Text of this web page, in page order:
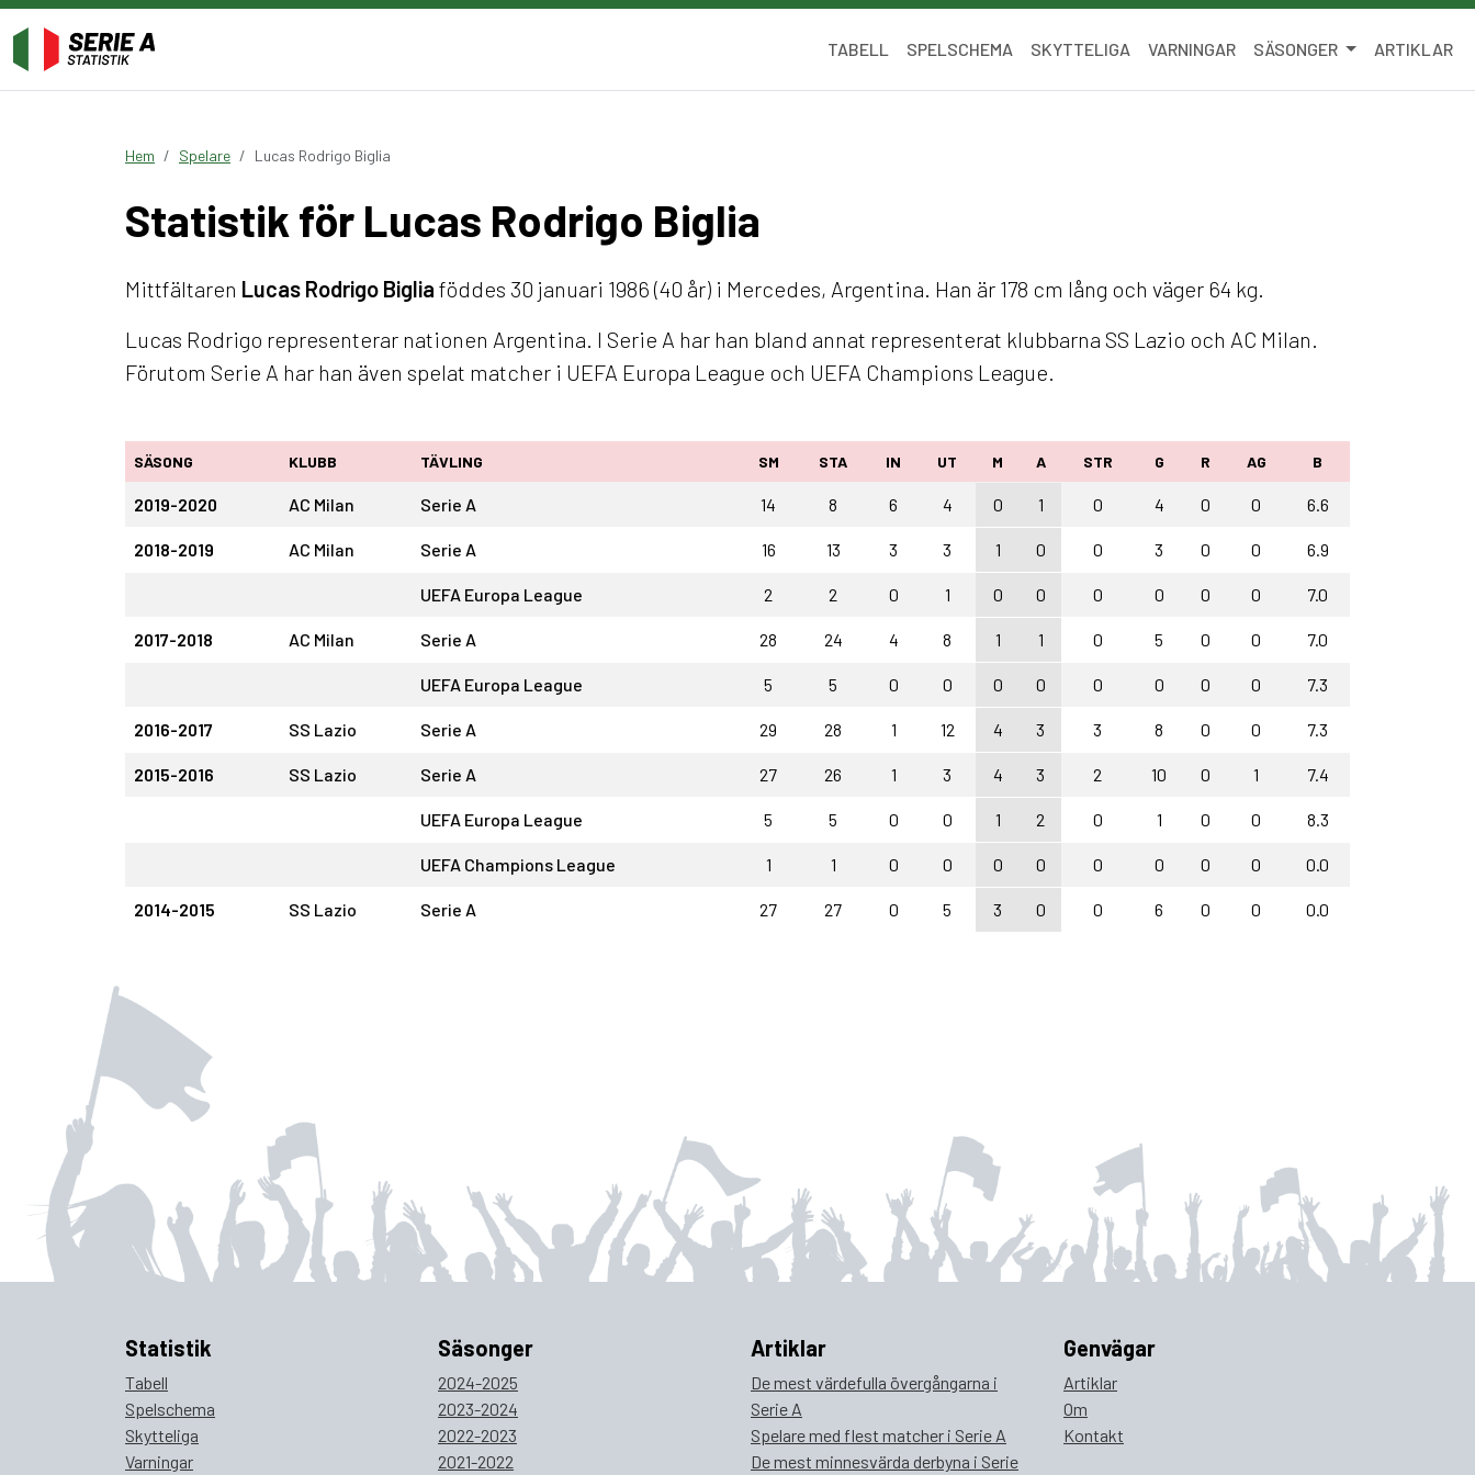
TABELL SPELSCHEMA SKYTTELIGA VARNINGAR SÄSONGER ARTIKLAR
Hem Spelare Lucas Rodrigo Biglia
Statistik för Lucas Rodrigo Biglia
Mittfältaren Lucas Rodrigo Biglia föddes 30 januari 1986 (40 år) i Mercedes, Argentina. Han är 178 cm lång och väger 64 kg.
Lucas Rodrigo representerar nationen Argentina. I Serie A har han bland annat representerat klubbarna SS Lazio och AC Milan.
Förutom Serie A har han även spelat matcher i UEFA Europa League och UEFA Champions League.
SÄSONG KLUBB TÄVLING SM STA IN UT M A STR G R AG B
2019-2020 AC Milan Serie A 14 8 6 4 0 1 0 4 0 0 6.6
2018-2019 AC Milan Serie A 16 13 3 3 1 0 0 3 0 0 6.9
UEFA Europa League 2 2 0 1 0 0 0 0 0 0 7.0
2017-2018 AC Milan Serie A 28 24 4 8 1 1 0 5 0 0 7.0
UEFA Europa League 5 5 0 0 0 0 0 0 0 0 7.3
2016-2017 SS Lazio Serie A 29 28 1 12 4 3 3 8 0 0 7.3
2015-2016 SS Lazio Serie A 27 26 1 3 4 3 2 10 0 1 7.4
UEFA Europa League 5 5 0 0 1 2 0 1 0 0 8.3
UEFA Champions League 1 1 0 0 0 0 0 0 0 0 0.0
2014-2015 SS Lazio Serie A 27 27 0 5 3 0 0 6 0 0 0.0
Statistik
Tabell
Spelschema
Skytteliga
Varningar
Säsonger
2024-2025
2023-2024
2022-2023
2021-2022
Artiklar
De mest värdefulla övergångarna i
Serie A
Spelare med flest matcher i Serie A
De mest minnesvärda derbyna i Serie
Genvägar
Artiklar
Om
Kontakt